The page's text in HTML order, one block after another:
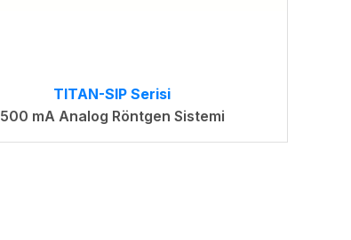
TITAN-SIP Serisi
500 mA Analog Röntgen Sistemi